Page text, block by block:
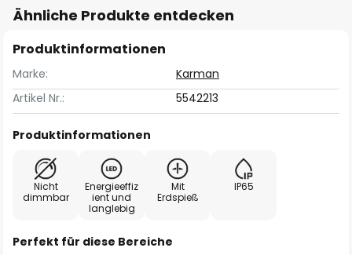
Ähnliche Produkte entdecken
Produktinformationen
Marke:
Karman
Artikel Nr.:
5542213
Produktinformationen
Nicht
dimmbar
Energieeffiz
ient und
langlebig
Mit
Erdspieß
IP65
Perfekt für diese Bereiche